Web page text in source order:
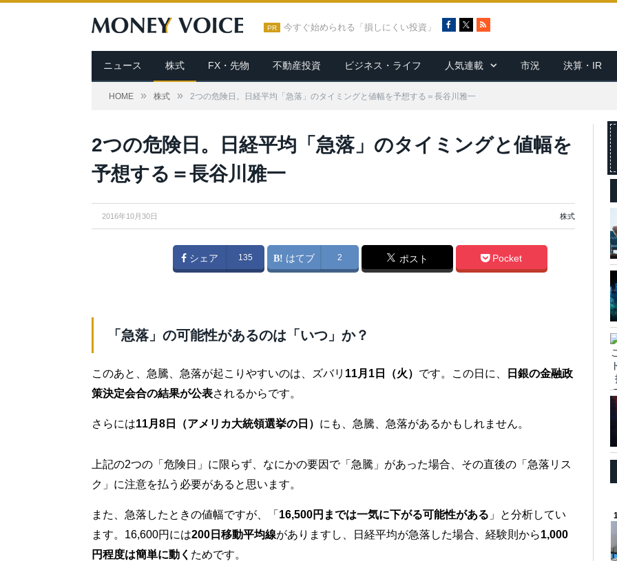
PR 今すぐ始められる「損しにくい投資」
c
e
b
o
R
S
ニュース 株式 FX・先物 不動産投資 ビジネス・ライフ 人気連載 市況 決算・IR
HOME » 株式 » 2つの危険日。日経平均「急落」のタイミングと値幅を予想する＝長谷川雅一
2つの危険日。日経平均「急落」のタイミングと値幅を
予想する＝長谷川雅一
2016年10月30日 株式
シェア 135 はてブ 2 ポスト Pocket
「急落」の可能性があるのは「いつ」か？
このあと、急騰、急落が起こりやすいのは、ズバリ 11月1日（火） です。この日に、
日銀の金融政
策決定会合の結果が公表されるからです。
さらには11月8日（アメリカ大統領選挙の日） にも、急騰、急落があるかもしれません。
上記の2つの「危険日」に限らず、なにかの要因で「急騰」があった場合、その直後の「急落リス
ク」に注意を払う必要があると思います。
また、急落したときの値幅ですが、「 16,500円までは一気に下がる可能性がある 」と分析してい
ます。16,600円には200日移動平均線がありますし、日経平均が急落した場合、経験則から1,000
円程度は簡単に動く ためです。